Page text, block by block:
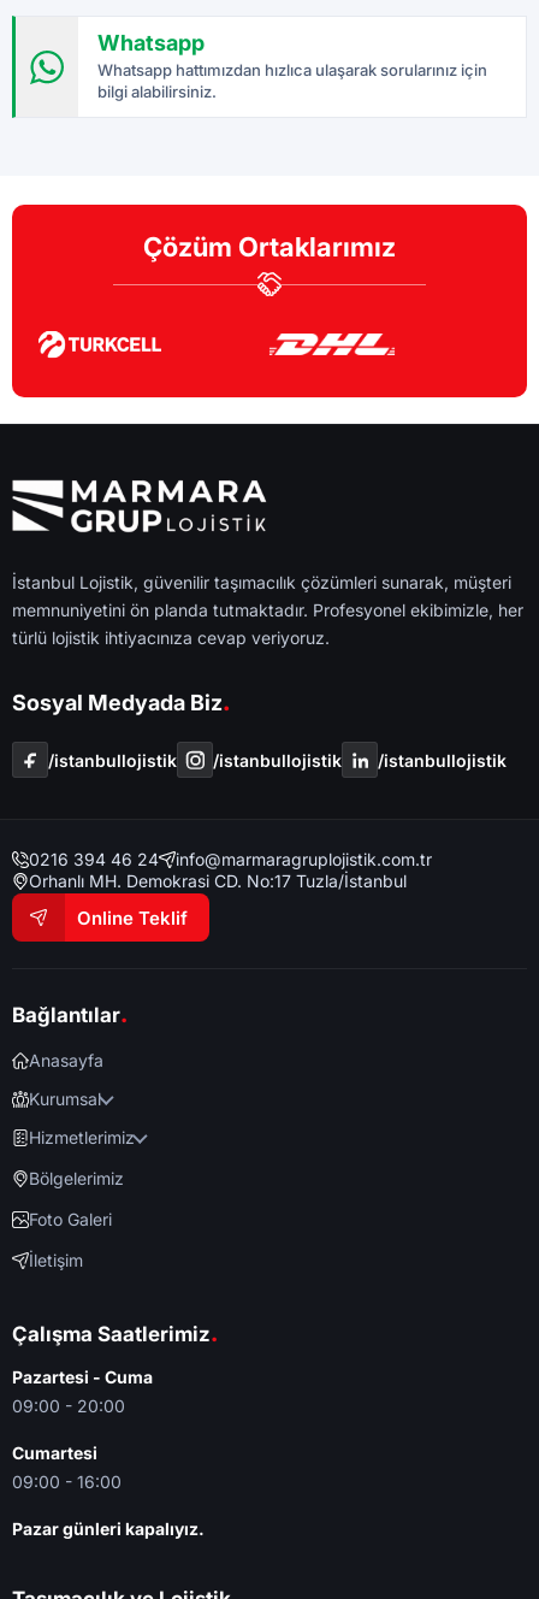
Whatsapp
Whatsapp hattımızdan hızlıca ulaşarak sorularınız için
bilgi alabilirsiniz.
Çözüm Ortaklarımız
İstanbul Lojistik, güvenilir taşımacılık çözümleri sunarak, müşteri
memnuniyetini ön planda tutmaktadır. Profesyonel ekibimizle, her
türlü lojistik ihtiyacınıza cevap veriyoruz.
Sosyal Medyada Biz.
/i̇stanbullojistik /i̇stanbullojistik /i̇stanbullojistik
0216 394 46 24
info@marmaragruplojistik.com.tr
Orhanlı MH. Demokrasi CD. No:17 Tuzla/İstanbul
Online Teklif
Bağlantılar.
Anasayfa
Kurumsal
Hizmetlerimiz
Bölgelerimiz
Foto Galeri
İletişim
Çalışma Saatlerimiz.
Pazartesi - Cuma
09:00 - 20:00
Cumartesi
09:00 - 16:00
Pazar günleri kapalıyız.